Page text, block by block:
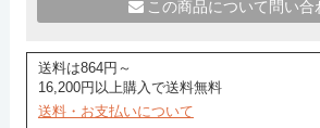
この商品について問い合
送料は864円～
16,200円以上購入で送料無料
送料・お支払いについて